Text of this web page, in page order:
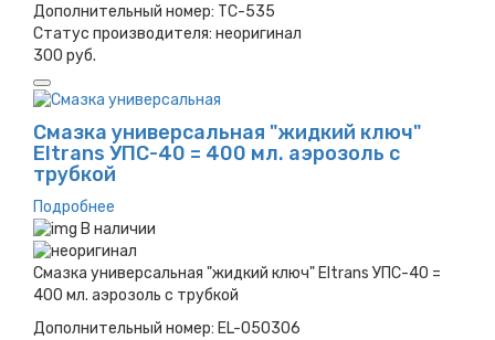
Дополнительный номер: TC-535
Статус производителя: неоригинал
300 руб.
Смазка универсальная "жидкий ключ"
Eltrans УПС-40 = 400 мл. аэрозоль с
трубкой
Подробнее
В наличии
Смазка универсальная "жидкий ключ" Eltrans УПС-40 =
400 мл. аэрозоль с трубкой
Дополнительный номер: EL-050306